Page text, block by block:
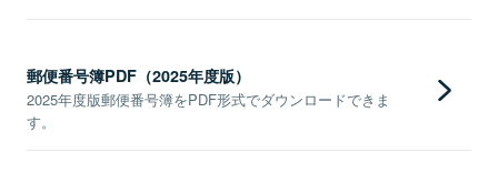
郵便番号簿PDF（2025年度版）
2025年度版郵便番号簿をPDF形式でダウンロードできま
す。